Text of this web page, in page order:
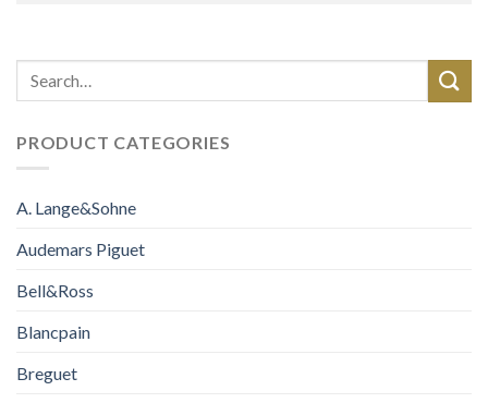
PRODUCT CATEGORIES
A. Lange&Sohne
Audemars Piguet
Bell&Ross
Blancpain
Breguet